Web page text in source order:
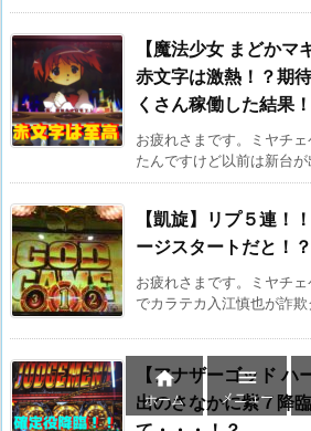
【魔法少女 まどか
赤文字は激熱！？期
くさん稼働した結果！
お疲れさまです。ミヤチ
たんですけど以前は新台
【凱旋】リプ５連！
ージスタートだと！？
お疲れさまです。ミヤチ
でカラテカ入江慎也が詐
【アナザーゴッド
出のさなかに紫７降

ホーム

メニュー